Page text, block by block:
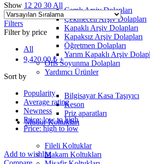
Camlı Arşiv Dolapları
Çekmeceli Arşiv Dolapları
Kapaklı Arşiv Dolapları
Kapaksız Arşiv Dolapları
Öğretmen Dolapları
Yarım Kapaklı Arşiv
Ofis Soyunma Dolapları
Yardımcı Ürünler
Bilgisayar Kasa Taşıyıcı
Keson
Priz aparatları
Müdür Koltukları
Fileli Koltuklar
Makam Koltukları
Show 12 20 30 All
Filters
Filter by price
All
9,420.00₺ +
Sort by
Popularity
Average rating
Newness
Price: low to high
Price: high to low
Add to wishlist